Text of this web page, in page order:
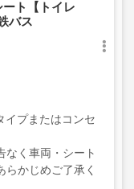
ト【トイレ
バス
イプまたはコンセ
なく車両・シート
かじめご了承く